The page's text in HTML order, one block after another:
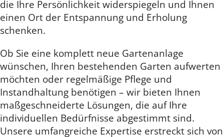
die Ihre Persönlichkeit widerspiegeln und Ihnen
einen Ort der Entspannung und Erholung
schenken.
Ob Sie eine komplett neue Gartenanlage
wünschen, Ihren bestehenden Garten aufwerten
möchten oder regelmäßige Pflege und
Instandhaltung benötigen – wir bieten Ihnen
maßgeschneiderte Lösungen, die auf Ihre
individuellen Bedürfnisse abgestimmt sind.
Unsere umfangreiche Expertise erstreckt sich von